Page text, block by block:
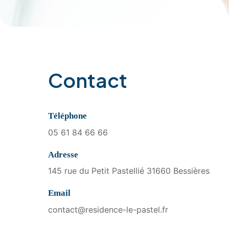
Contact
Téléphone
05 61 84 66 66
Adresse
145 rue du Petit Pastellié 31660 Bessières
Email
contact@residence-le-pastel.fr
limitation du traitement.
Vous avez la